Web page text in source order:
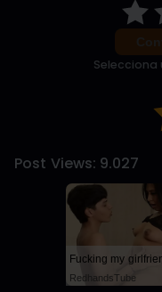
Post Views: 9.027
RedhandsTube